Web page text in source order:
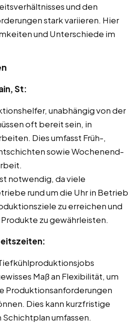
und den
stark variieren. Hier
und Unterschiede im
St:
unabhängig von der
oft bereit sein, in
Dies umfasst Früh-,
sowie Wochenend-
notwendig, da viele
rund um die Uhr in Betrieb
zu erreichen und
zu gewährleisten.
Maß an Flexibilität, um
Produktionsanforderungen
Dies kann kurzfristige
Schichtplan umfassen.